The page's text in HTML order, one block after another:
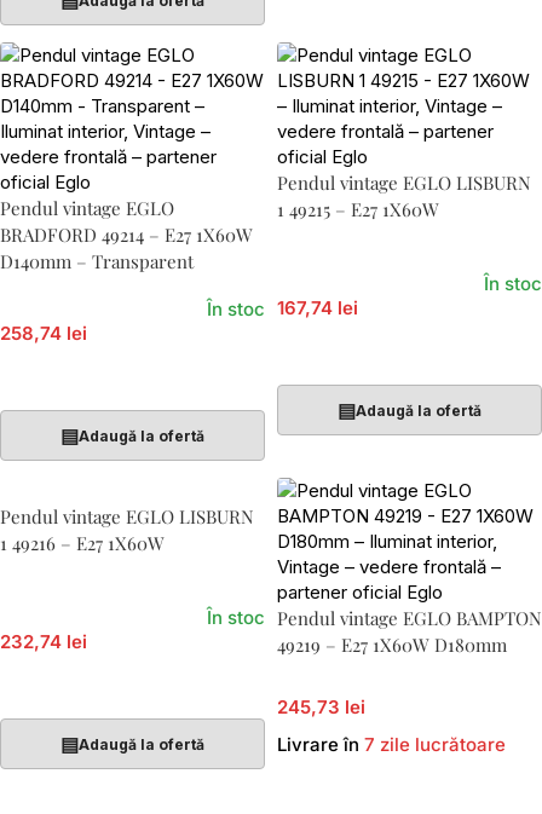
Pendul vintage EGLO
BRADFORD 49214 – E27 1X60W
D140mm – Transparent
258,74 lei
În stoc
▤Adaugă la ofertă
Pendul vintage EGLO LISBURN
1 49215 – E27 1X60W
167,74 lei
În stoc
▤Adaugă la ofertă
Pendul vintage EGLO LISBURN
1 49216 – E27 1X60W
232,74 lei
În stoc
▤Adaugă la ofertă
Pendul vintage EGLO BAMPTON
49219 – E27 1X60W D180mm
245,73 lei
Livrare în 7 zile lucrătoare